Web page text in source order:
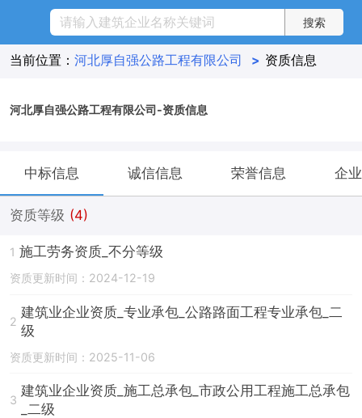
当前位置： 河北厚自强公路工程有限公司 > 资质信息
河北厚自强公路工程有限公司-资质信息
中标信息 诚信信息 荣誉信息 企
资质等级 (4)
1 施工劳务资质_不分等级
资质更新时间：2024-12-19
2
建筑业企业资质_专业承包_公路路面工程专业承包_二
级
资质更新时间：2025-11-06
3
建筑业企业资质_施工总承包_市政公用工程施工总承包
_二级